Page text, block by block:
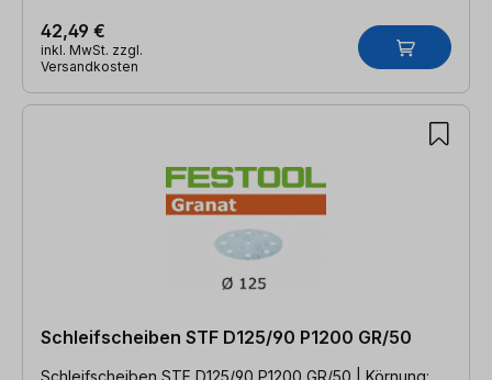
42,49 €
inkl. MwSt. zzgl.
Versandkosten
Schleifscheiben STF D125/90 P1200 GR/50
Schleifscheiben STF D125/90 P1200 GR/50 | Körnung: